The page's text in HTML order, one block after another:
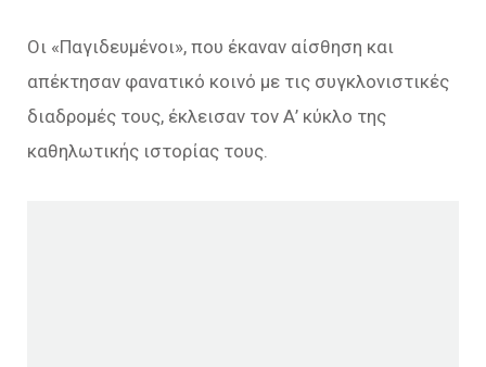
Οι «Παγιδευμένοι», που έκαναν αίσθηση και
απέκτησαν φανατικό κοινό με τις συγκλονιστικές
διαδρομές τους, έκλεισαν τον Α’ κύκλο της
καθηλωτικής ιστορίας τους.